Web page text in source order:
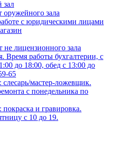
оружейного зала
с юридическими лицами
не лицензионного зала
Время работы бухгалтерии, с
до 18:00, обед с 13:00 до
65
слесарь/мастер-ложевщик.
с понедельника по
покраска и гравировка.
с 10 до 19.